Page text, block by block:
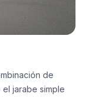
de
jarabe simple